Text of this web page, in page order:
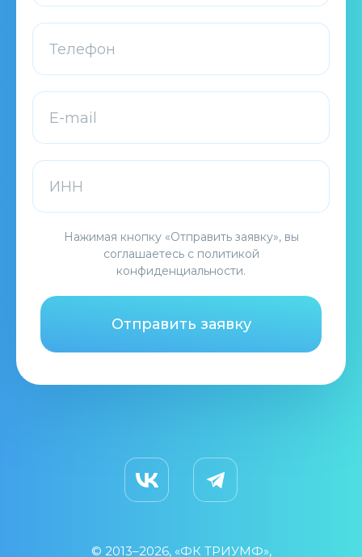
Нажимая кнопку «Отправить заявку», вы
соглашаетесь с политикой
конфиденциальности.
Отправить заявку
© 2013–2026, «ФК ТРИУМФ»,